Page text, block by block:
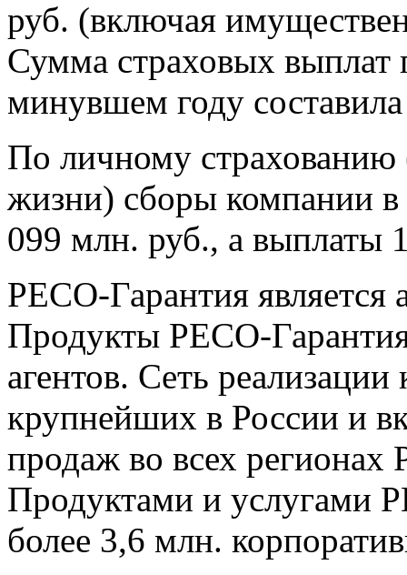
руб. (включая
Сумма страховых выплат
минувшем году
По личному страхованию
жизни) сборы компании в
099 млн. руб., а выплаты
РЕСО-Гарантия является
Продукты РЕСО-
агентов. Сеть
крупнейших в России и
продаж во всех регионах
Продуктами и услугами
более 3,6 млн.